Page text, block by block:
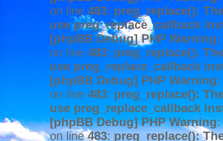
on line 483: preg_replace():
use preg_replace_callback
[phpBB Debug] PHP Warning
on line 483: preg_replace():
use preg_replace_callback
[phpBB Debug] PHP Warning
on line 483: preg_replace():
use preg_replace_callback
[phpBB Debug] PHP Warning:
on line483: preg_replace():